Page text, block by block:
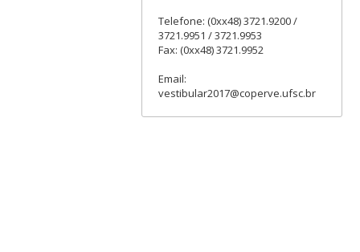
Telefone: (0xx48) 3721.9200 /
3721.9951 / 3721.9953
Fax: (0xx48) 3721.9952
Email:
vestibular2017@coperve.ufsc.br